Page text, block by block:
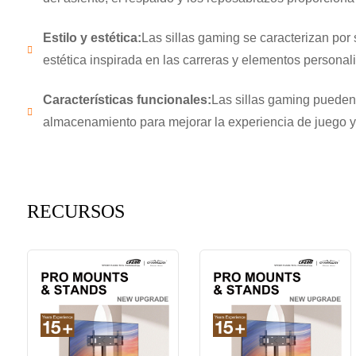
Estilo y estética: Las sillas gaming se caracterizan
estética inspirada en las carreras y elementos
Características funcionales: Las sillas gaming
almacenamiento para mejorar la experiencia de juego
RECURSOS